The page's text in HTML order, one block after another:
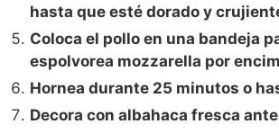
hasta que esté dorado y
Coloca el pollo en una bandeja
espolvorea mozzarella por
Hornea durante 25 minutos o
Decora con albahaca fresca